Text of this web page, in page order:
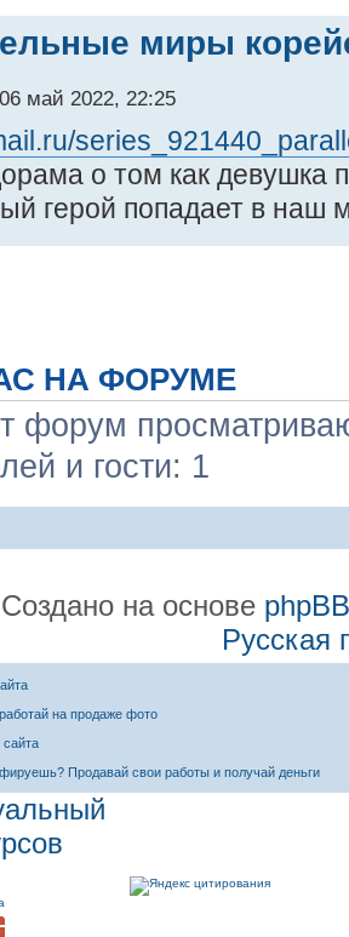
миры
май 2022, 22:25
о том как девушка
герой попадает в наш
НА ФОРУМЕ
форум
и гости: 1
Создано на основе phpBB
Русская
на продаже фото
Продавай свои работы и получай деньги